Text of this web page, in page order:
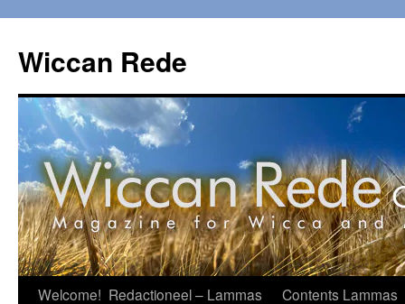
de
inhoud
Wiccan Rede
Welcome! Redactioneel – Lammas
Contents Lammas